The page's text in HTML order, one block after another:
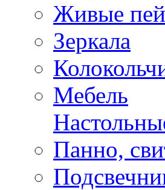
Живые
Зеркала
Мебель
Панно,